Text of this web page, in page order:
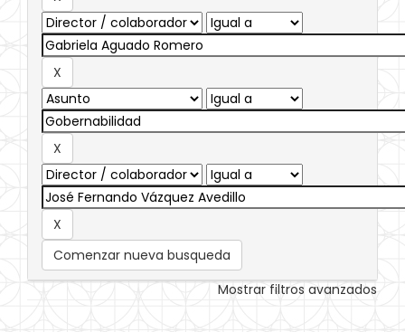
Comenzar nueva busqueda
Mostrar filtros avanzados